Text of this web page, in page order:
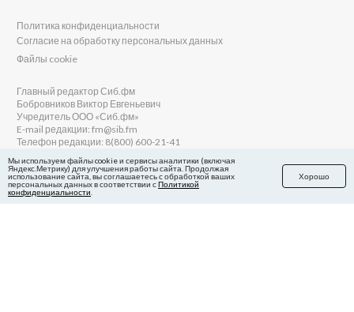
Политика конфиденциальности
Согласие на обработку персональных данных
Файлы cookie
Главный редактор Сиб.фм
Бобровников Виктор Евгеньевич
Учредитель ООО «Сиб.фм»
E-mail редакции: fm@sib.fm
Телефон редакции: 8(800) 600-21-41
Сайт разработан и поддерживается Технодзен
Мы используем файлы cookie и сервисы аналитики (включая
Яндекс.Метрику) для улучшения работы сайта. Продолжая
использование сайта, вы соглашаетесь с обработкой ваших
персональных данных в соответствии сПолитикой
конфиденциальности
Хорошо